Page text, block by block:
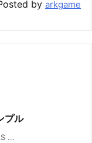
by arkgame
プル
...